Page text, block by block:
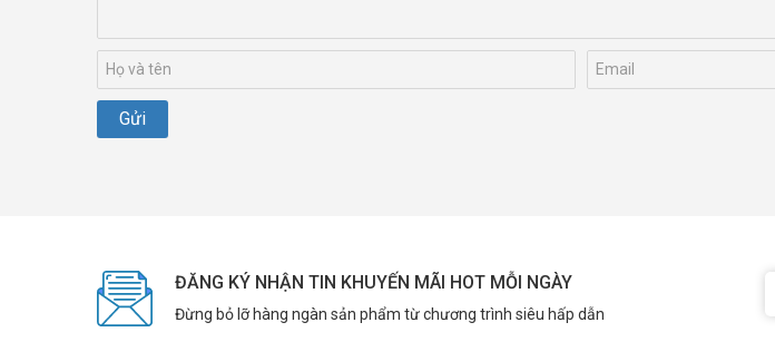
ĐĂNG KÝ NHẬN TIN KHUYẾN MÃI HOT MỖI NGÀY
Đừng bỏ lỡ hàng ngàn sản phẩm từ chương trình siêu hấp dẫn